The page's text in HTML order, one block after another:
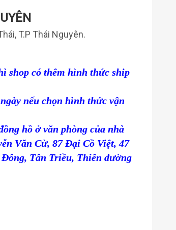
T.P Thái Nguyên.
shop có thêm hình thức ship
nếu chọn hình thức vận
hồ ở văn phòng của nhà
Văn Cừ, 87 Đại Cồ Việt,47
Tân Triều, Thiên đường